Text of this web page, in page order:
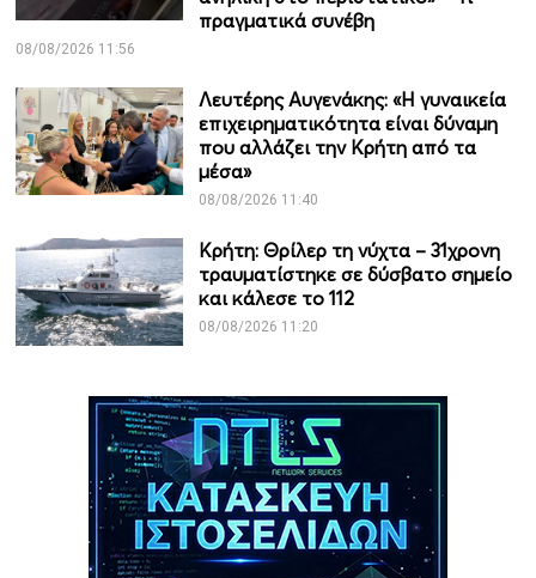
πραγματικά συνέβη
08/08/2026 11:56
Λευτέρης Αυγενάκης: «Η γυναικεία
επιχειρηματικότητα είναι δύναμη
που αλλάζει την Κρήτη από τα
μέσα»
08/08/2026 11:40
Κρήτη: Θρίλερ τη νύχτα – 31χρονη
τραυματίστηκε σε δύσβατο σημείο
και κάλεσε το 112
08/08/2026 11:20